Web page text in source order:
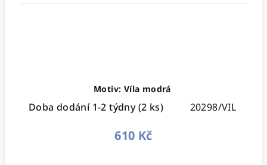
Motiv: Víla modrá
Doba dodání 1-2 týdny(2 ks) 20298/VIL
610 Kč